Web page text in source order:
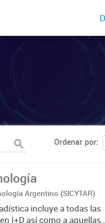
Ordenar por
Argentino (SICYTAR)
incluye a todas las
I+D así como a aquellas